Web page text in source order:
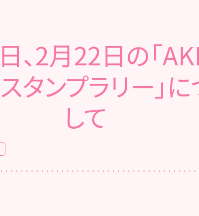
、2月22日の「
タンプラリー」
して